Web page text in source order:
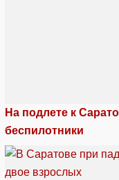
На подлете к
беспилотники